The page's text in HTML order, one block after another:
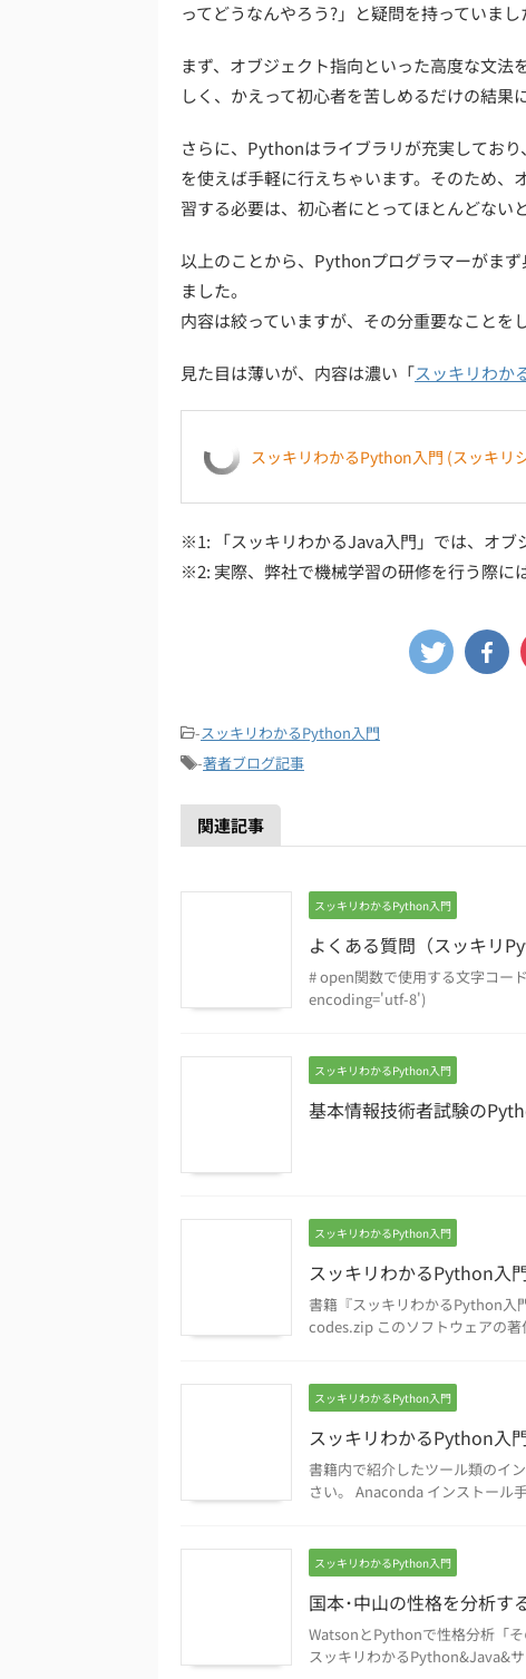
ってどうなんやろう?」と疑問を持っていまし
まず、オブジェクト指向といった高度な文
しく、かえって初心者を苦しめるだけの結果
さらに、Pythonはライブラリが充実してお
を使えば手軽に行えちゃいます。そのため
習する必要は、初心者にとってほとんどない
以上のことから、Pythonプログラマーがま
ました。
内容は絞っていますが、その分重要なことを
見た目は薄いが、内容は濃い「スッキリわか
スッキリわかるPython入門 (スッキリ
※1: 「スッキリわかるJava入門」では、オブ
※2: 実際、弊社で機械学習の研修を行う際に
-スッキリわかるPython入門
-著者ブログ記事
関連記事
スッキリわかるPython入門
よくある質問（スッキリ
# open関数で使用する文字コー
encoding='utf-8')
スッキリわかるPython入門
基本情報技術者試験の
スッキリわかるPython入門
スッキリわかるPython入
書籍『スッキリわかるPython
codes.zip このソフトウェアの
スッキリわかるPython入門
スッキリわかるPython入
書籍内で紹介したツール類のイ
さい。 Anaconda インストール
スッキリわかるPython入門
国本･中山の性格を分析す
WatsonとPythonで性格分析「
スッキリわかるPython&Java&